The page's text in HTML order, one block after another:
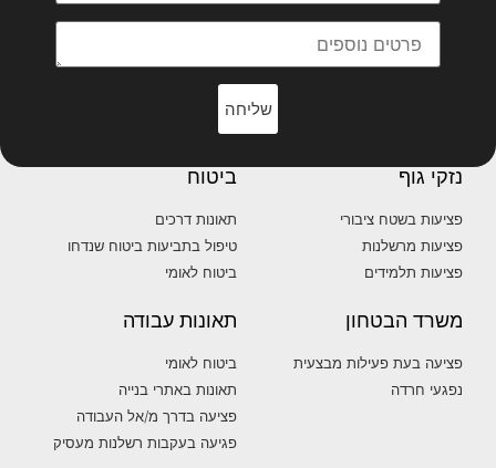
שליחה
נזקי גוף
פציעות בשטח ציבורי
פציעות מרשלנות
פציעות תלמידים
ביטוח
תאונות דרכים
טיפול בתביעות ביטוח שנדחו
ביטוח לאומי
משרד הבטחון
פציעה בעת פעילות מבצעית
נפגעי חרדה
תאונות עבודה
ביטוח לאומי
תאונות באתרי בנייה
פציעה בדרך מ/אל העבודה
פגיעה בעקבות רשלנות מעסיק